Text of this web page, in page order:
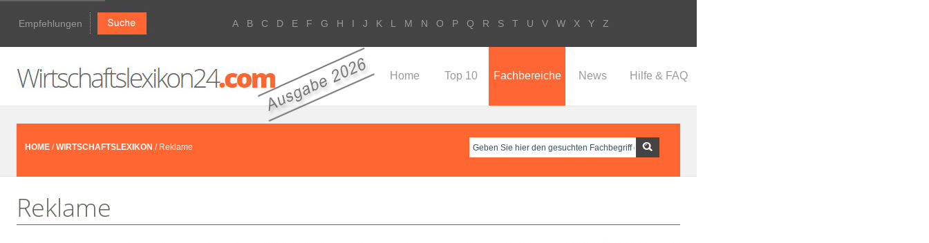
Empfehlungen A B C D E F G H I J K L M N O P Q R S T U V W X Y Z
Home Top 10 Fachbereiche News Hilfe & FAQ
HOME /WIRTSCHAFTSLEXIKON / Reklame
Reklame